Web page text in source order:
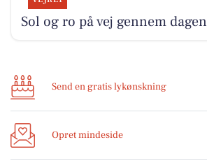
Sol og ro på vej gennem dagen
Send en gratis lykønskning
Opret mindeside